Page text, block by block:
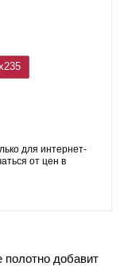
для интернет-
от цен в
полотно добавит